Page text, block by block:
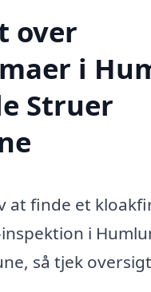
over
i
Struer
at finde et
i
så tjek